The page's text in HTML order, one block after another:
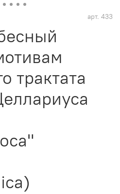
арт. 433
трактата